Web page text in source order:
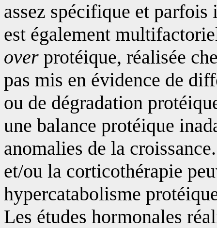
assez spécifique et parfois
est également
over protéique, réalisée
pas mis en évidence de
ou de dégradation
une balance protéique
anomalies de la
et/ou la corticothérapie
hypercatabolisme
Les études hormonales